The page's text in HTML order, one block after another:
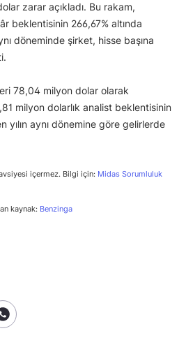
zarar açıkladı. Bu rakam,
beklentisinin 266,67% altında
döneminde şirket, hisse başına
78,04 milyon dolar olarak
milyon dolarlık analist beklentisinin
yılın aynı dönemine göre gelirlerde
içermez. Bilgi için: Midas Sorumluluk
kaynak: Benzinga